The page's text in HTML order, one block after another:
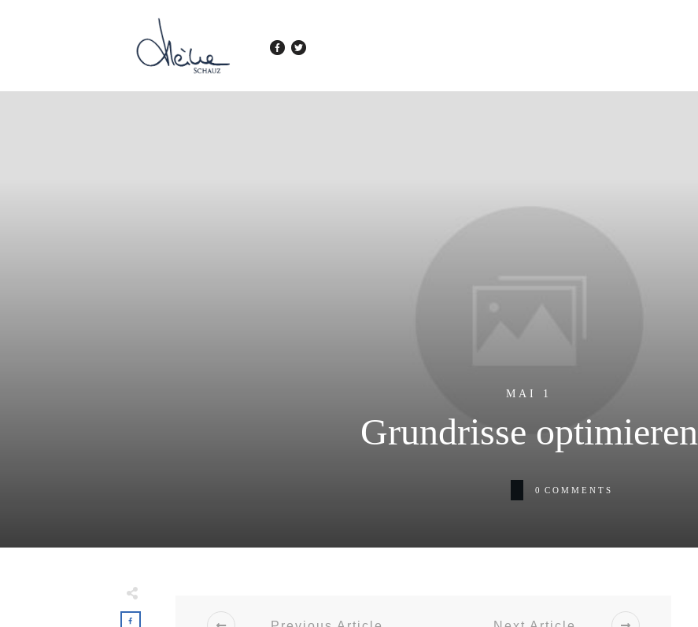
MAI 1
Grundrisse optimieren
0 COMMENTS